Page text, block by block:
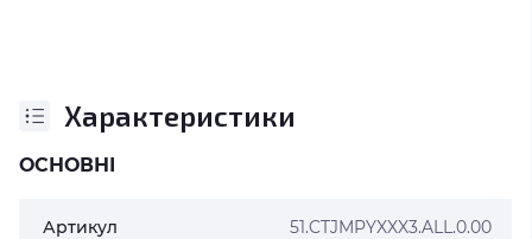
Характеристики
ОСНОВНІ
Артикул 51.CTJMPYXXX3.ALL.0.00